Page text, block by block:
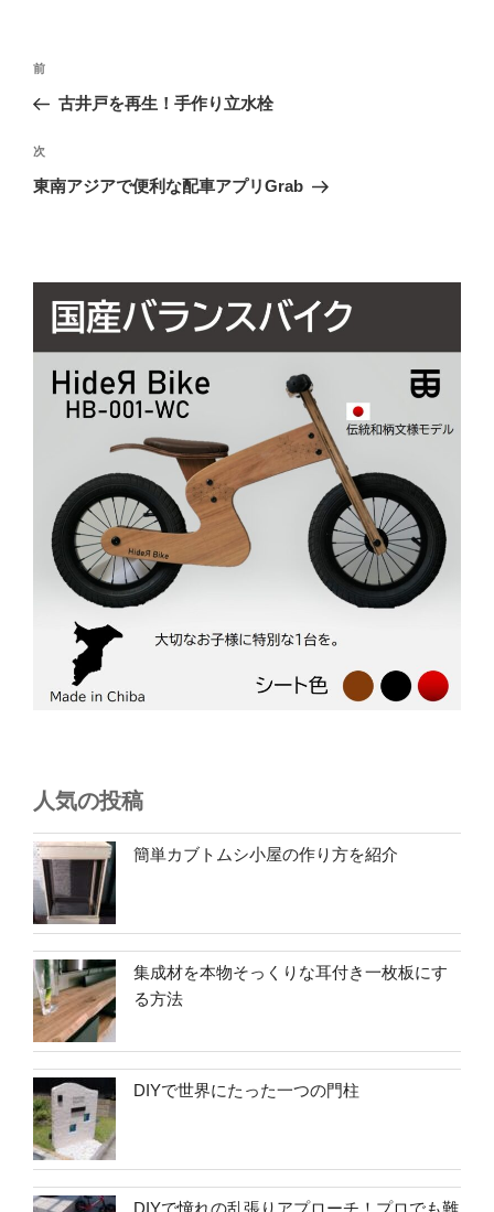
投
ナ
ビ
ゲ
ン
前
の
稿
前
古井戸を再生！手作り立水栓
次
の
次
東南アジアで便利な配車アプリGrab
人気の投稿
簡単カブトムシ小屋の作り方を紹介
集成材を本物そっくりな耳付き一枚板にす
る方法
DIYで世界にたった一つの門柱